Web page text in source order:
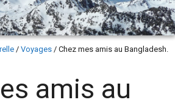
/ Voyages/ Chez mes amis au Bangladesh.
amis au